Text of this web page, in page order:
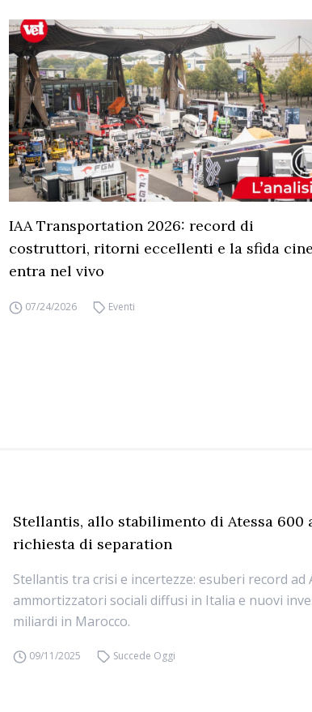
IAA Transportation 2026: record di
costruttori, ritorni eccellenti e la sfida
entra nel vivo
07/24/2026 Eventi
Stellantis, allo stabilimento di Atessa 600
richiesta di separation
Stellantis tra crisi e incertezze: esuberi record ad
ammortizzatori sociali diffusi in Italia e nuovi
miliardi in Marocco.
09/11/2025 Succede Oggi